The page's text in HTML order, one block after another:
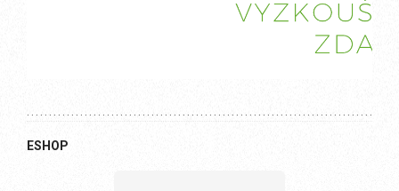
ESHOP